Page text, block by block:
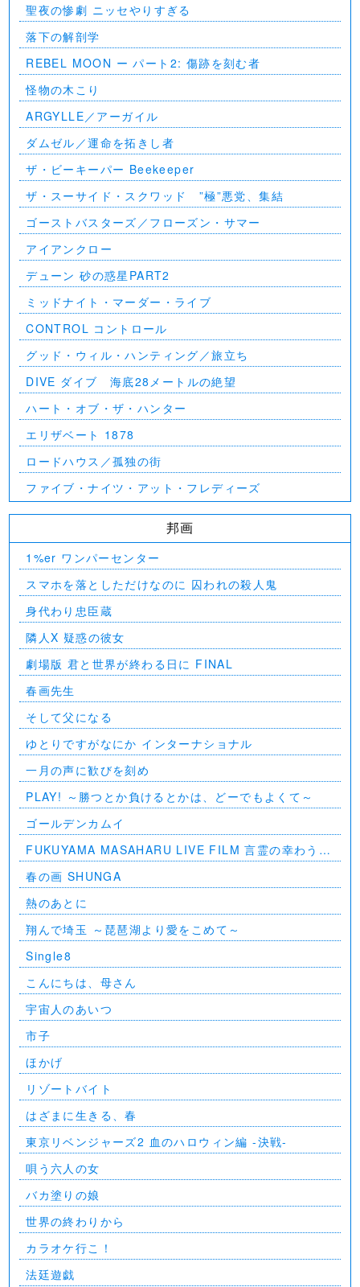
聖夜の惨劇 ニッセやりすぎる
落下の解剖学
REBEL MOON ー パート2: 傷跡を刻む者
怪物の木こり
ARGYLLE／アーガイル
ダムゼル／運命を拓きし者
ザ・ビーキーパー Beekeeper
ザ・スーサイド・スクワッド ”極”悪党、集結
ゴーストバスターズ／フローズン・サマー
アイアンクロー
デューン 砂の惑星PART2
ミッドナイト・マーダー・ライブ
CONTROL コントロール
グッド・ウィル・ハンティング／旅立ち
DIVE ダイブ 海底28メートルの絶望
ハート・オブ・ザ・ハンター
エリザベート 1878
ロードハウス／孤独の街
ファイブ・ナイツ・アット・フレディーズ
邦画
1%er ワンパーセンター
スマホを落としただけなのに 囚われの殺人鬼
身代わり忠臣蔵
隣人X 疑惑の彼女
劇場版 君と世界が終わる日に FINAL
春画先生
そして父になる
ゆとりですがなにか インターナショナル
一月の声に歓びを刻め
PLAY! ～勝つとか負けるとかは、どーでもよくて～
ゴールデンカムイ
FUKUYAMA MASAHARU LIVE FILM 言霊の幸わう夏
@NIPPON BUDOKAN 2023
春の画 SHUNGA
熱のあとに
翔んで埼玉 ～琵琶湖より愛をこめて～
Single8
こんにちは、母さん
宇宙人のあいつ
市子
ほかげ
リゾートバイト
はざまに生きる、春
東京リベンジャーズ2 血のハロウィン編 -決戦-
唄う六人の女
バカ塗りの娘
世界の終わりから
カラオケ行こ！
法廷遊戯